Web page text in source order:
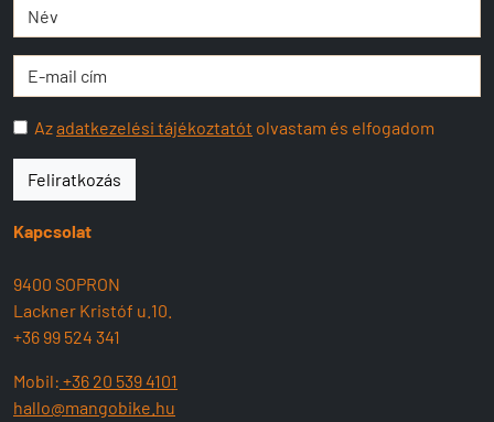
Azadatkezelési tájékoztatót olvastam és elfogadom
Feliratkozás
Kapcsolat
9400 SOPRON
Lackner Kristóf u.10.
+36 99 524 341
Mobil: +36 20 539 4101
hallo@mangobike.hu